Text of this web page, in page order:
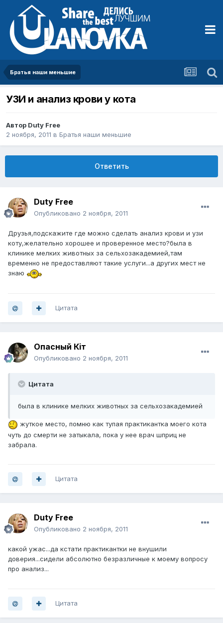
Братья наши меньшие
УЗИ и анализ крови у кота
Автор Duty Free
2 ноября, 2011 в Братья наши меньшие
Ответить
Duty Free
Опубликовано 2 ноября, 2011
Друзья,подскажите где можно сделать анализ крови и узи
коту,желательно хорошее и проверенное место?была в
клинике мелких животных за сельхозакадемией,там
временно не предоставляют такие услуги...а других мест не
знаю
Цитата
Опасный Кiт
Опубликовано 2 ноября, 2011
Цитата
была в клинике мелких животных за сельхозакадемией
жуткое место, помню как тупая практикантка моего кота
чуть до смерти не затыкала, пока у нее врач шприц не
забрала.
Цитата
Duty Free
Опубликовано 2 ноября, 2011
какой ужас...да кстати практикантки не внушили
доверия...сидели абсолютно безразличные к моему вопросу
про анализ...
Цитата